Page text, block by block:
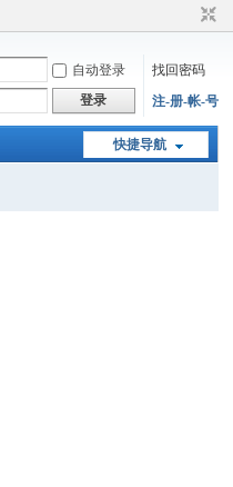
自动登录
找回密码
登录 注-册-帐-号
快捷导航